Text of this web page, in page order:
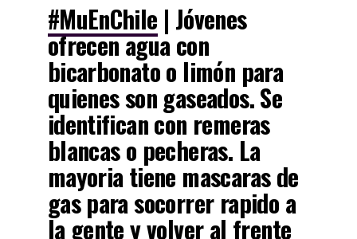
#MuEnChile | Jóvenes
ofrecen agua con
bicarbonato o limón para
quienes son gaseados. Se
identifican con remeras
blancas o pecheras. La
mayoria tiene mascaras de
gas para socorrer rapido a
la gente y volver al frente